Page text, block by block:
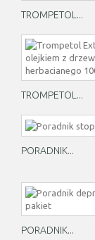
TROMPETOL...
TROMPETOL...
PORADNIK...
PORADNIK...